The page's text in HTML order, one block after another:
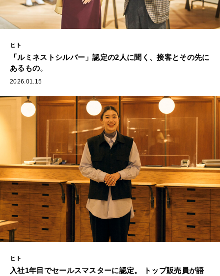
ヒト
「ルミネストシルバー」認定の2人に聞く、接客とその先に
あるもの。
2026.01.15
ヒト
入社1年目でセールスマスターに認定。 トップ販売員が語